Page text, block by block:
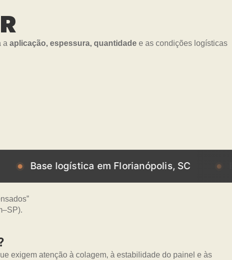
a aplicação, espessura, quantidade e as condições logísticas
logística em Florianópolis, SC Base
exigem atenção à colagem, à estabilidade do painel e às